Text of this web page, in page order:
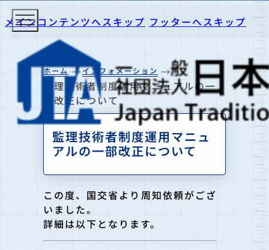
メインコンテンツへスキップ フッターへスキップ
ホーム インフォメーション
監理技術者制度運用マニュアルの一
部改正について
監理技術者制度運用マニュ
アルの一部改正について
この度、国交省より周知依頼がござ
いました。
詳細は以下となります。